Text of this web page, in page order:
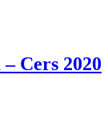
Cers 2020